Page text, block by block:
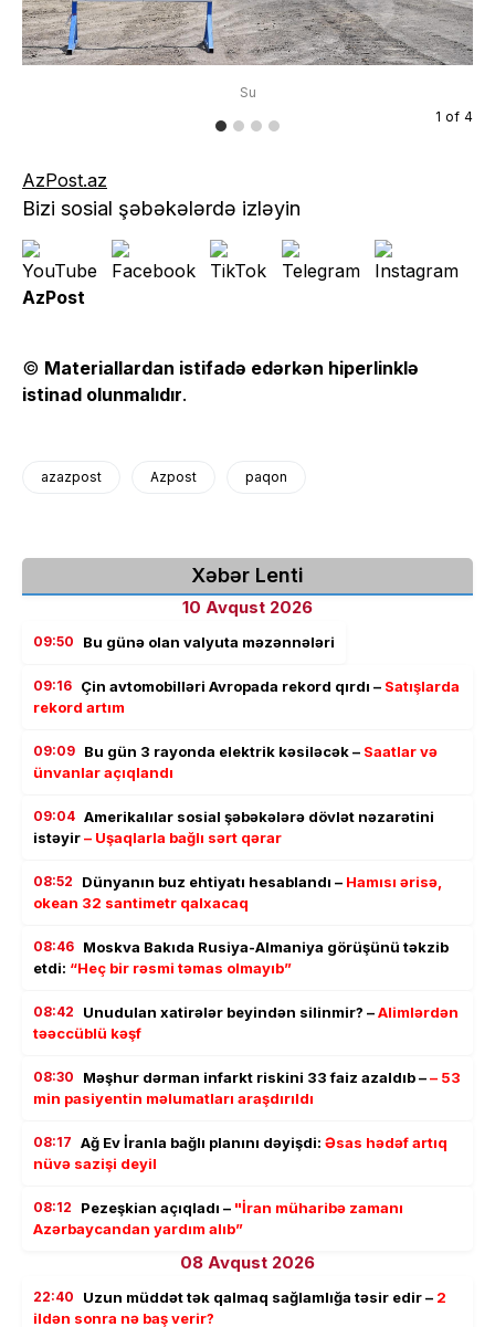
Su
1 of 4
AzPost.az
Bizi sosial şəbəkələrdə izləyin
AzPost
© Materiallardan istifadə edərkən hiperlinklə
istinad olunmalıdır.
azazpost Azpost paqon
Xəbər Lenti
10 Avqust 2026
09:50 Bu günə olan valyuta məzənnələri
09:16 Çin avtomobilləri Avropada rekord qırdı – Satışlarda
rekord artım
09:09 Bu gün 3 rayonda elektrik kəsiləcək – Saatlar və
ünvanlar açıqlandı
09:04 Amerikalılar sosial şəbəkələrə dövlət nəzarətini
istəyir– Uşaqlarla bağlı sərt qərar
08:52 Dünyanın buz ehtiyatı hesablandı – Hamısı ərisə,
okean 32 santimetr qalxacaq
08:46 Moskva Bakıda Rusiya-Almaniya görüşünü təkzib
etdi: “Heç bir rəsmi təmas olmayıb”
08:42 Unudulan xatirələr beyindən silinmir? –Alimlərdən
təəccüblü kəşf
08:30 Məşhur dərman infarkt riskini 33 faiz azaldıb –– 53
min pasiyentin məlumatları araşdırıldı
08:17 Ağ Ev İranla bağlı planını dəyişdi: Əsas hədəf artıq
nüvə sazişi deyil
08:12 Pezeşkian açıqladı – "İran müharibə zamanı
Azərbaycandan yardım alıb”
08 Avqust 2026
22:40 Uzun müddət tək qalmaq sağlamlığa təsir edir – 2
ildən sonra nə baş verir?